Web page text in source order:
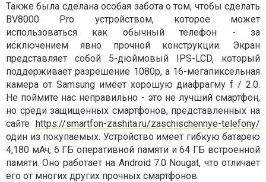
Также была сделана особая забота о том, чтобы сделать
BV8000 Pro устройством, которое может
использоваться как обычный телефон - за
исключением явно прочной конструкции. Экран
представляет собой 5-дюймовый IPS-LCD, который
поддерживает разрешение 1080p, а 16-мегапиксельная
камера от Samsung имеет хорошую диафрагму f / 2.0.
Не поймите нас неправильно - это не лучший смартфон,
но среди защищенных смартфонов, представленных на
сайте https://smartfon-zashita.ru/zaschischennye-telefony/
один из покупаемых. Устройство имеет гибкую батарею
4,180 мАч, 6 ГБ оперативной памяти и 64 ГБ встроенной
памяти. Оно работает на Android 7.0 Nougat, что отличает
его от многих других прочных смартфонов.